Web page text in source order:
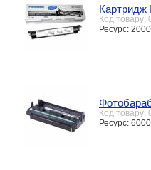
Картридж
Код товару:
Ресурс:
Код товару:
Ресурс: